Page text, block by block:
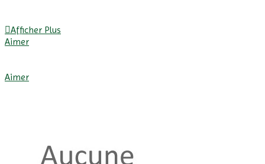
Afficher Plus
Aimer
Aimer